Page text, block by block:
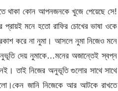
থাকা কোন আপনজনকে খুজে পেয়েছে সে!
প্রায়ই মনে হতো রাফির চোখের ভাষা ওকে
করে না নুমা। আসলে নুমা নিজেও মনে
দেয় নুমাকে…মনের অজান্তেই স্বপ্ন
তাই নিজের অনুভূতি গুলোর সাথে সাথে
জানি নিজেকে আর আটকে রাখতে